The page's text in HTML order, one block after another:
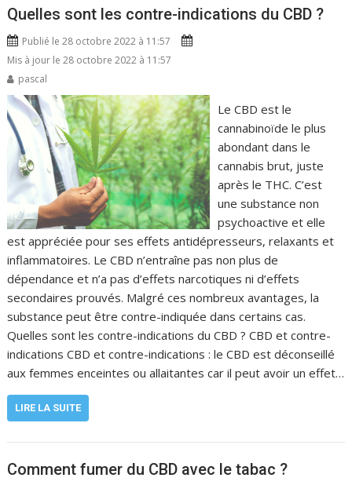
Quelles sont les contre-indications du CBD ?
Publié le 28 octobre 2022 à 11:57
Mis à jour le 28 octobre 2022 à 11:57
pascal
Le CBD est le
cannabinoïde le plus
abondant dans le
cannabis brut, juste
après le THC. C’est
une substance non
psychoactive et elle
est appréciée pour ses effets antidépresseurs, relaxants et
inflammatoires. Le CBD n’entraîne pas non plus de
dépendance et n’a pas d’effets narcotiques ni d’effets
secondaires prouvés. Malgré ces nombreux avantages, la
substance peut être contre-indiquée dans certains cas.
Quelles sont les contre-indications du CBD ? CBD et contre-
indications CBD et contre-indications : le CBD est déconseillé
aux femmes enceintes ou allaitantes car il peut avoir un effet…
LIRE LA SUITE
Comment fumer du CBD avec le tabac ?